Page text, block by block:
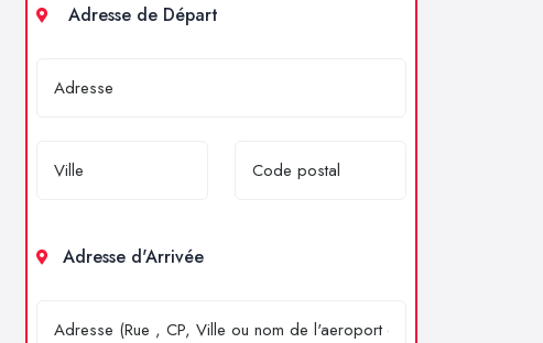
Adresse de Départ
Adresse d'Arrivée